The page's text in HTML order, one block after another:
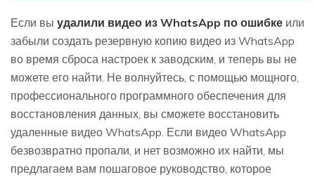
Если вы удалили видео из WhatsApp по ошибке или
забыли создать резервную копию видео из WhatsApp
во время сброса настроек к заводским, и теперь вы не
можете его найти. Не волнуйтесь, с помощью мощного,
профессионального программного обеспечения для
восстановления данных, вы сможете восстановить
удаленные видео WhatsApp. Если видео WhatsApp
безвозвратно пропали, и нет возможно их найти, мы
предлагаем вам пошаговое руководство, которое